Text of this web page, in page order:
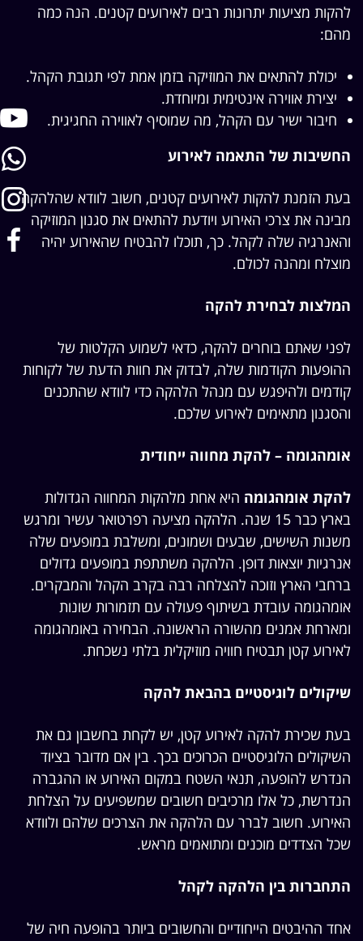
להקות מציעות יתרונות רבים לאירועים קטנים. הנה כמה
מהם:
יכולת להתאים את המוזיקה בזמן אמת לפי תגובת הקהל.
יצירת אווירה אינטימית ומיוחדת.
חיבור ישיר עם הקהל, מה שמוסיף לאווירה החגיגית.
החשיבות של התאמה לאירוע
בעת הזמנת להקות לאירועים קטנים, חשוב לוודא שהלהקה
מבינה את צרכי האירוע ויודעת להתאים את סגנון המוזיקה
והאנרגיה שלה לקהל. כך, תוכלו להבטיח שהאירוע יהיה
מוצלח ומהנה לכולם.
המלצות לבחירת להקה
לפני שאתם בוחרים להקה, כדאי לשמוע הקלטות של
ההופעות הקודמות שלה, לבדוק את חוות הדעת של לקוחות
קודמים ולהיפגש עם מנהל הלהקה כדי לוודא שהתכנים
והסגנון מתאימים לאירוע שלכם.
אומהגומה – להקת מחווה ייחודית
להקת אומהגומה היא אחת מלהקות המחווה הגדולות
בארץ כבר 15 שנה. הלהקה מציעה רפרטואר עשיר ומרגש
משנות השישים, שבעים ושמונים, ומשלבת במופעים שלה
אנרגיות יוצאות דופן. הלהקה משתתפת במופעים גדולים
ברחבי הארץ וזוכה להצלחה רבה בקרב הקהל והמבקרים.
אומהגומה עובדת בשיתוף פעולה עם תזמורות שונות
ומארחת אמנים מהשורה הראשונה. הבחירה באומהגומה
לאירוע קטן תבטיח חוויה מוזיקלית בלתי נשכחת.
שיקולים לוגיסטיים בהבאת להקה
בעת שכירת להקה לאירוע קטן, יש לקחת בחשבון גם את
השיקולים הלוגיסטיים הכרוכים בכך. בין אם מדובר בציוד
הנדרש להופעה, תנאי השטח במקום האירוע או ההגברה
הנדרשת, כל אלו מרכיבים חשובים שמשפיעים על הצלחת
האירוע. חשוב לברר עם הלהקה את הצרכים שלהם ולוודא
שכל הצדדים מוכנים ומתואמים מראש.
התחברות בין הלהקה לקהל
אחד ההיבטים הייחודיים והחשובים ביותר בהופעה חיה של